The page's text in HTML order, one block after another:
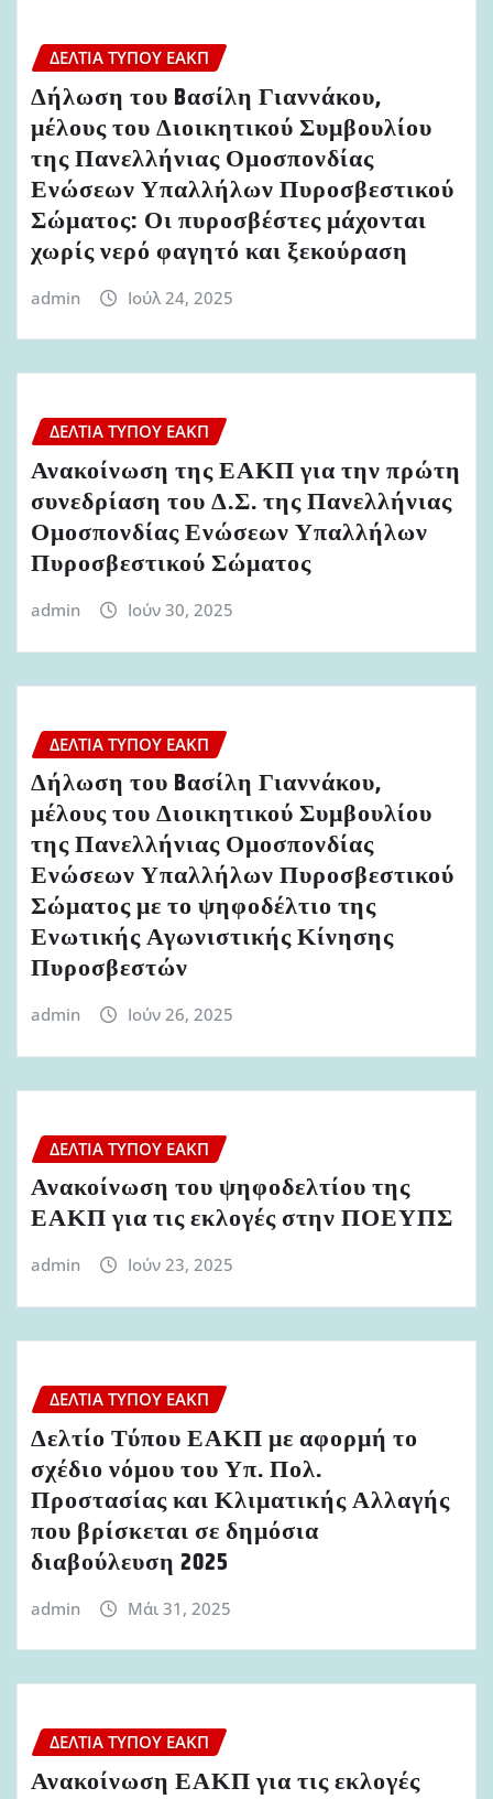
ΔΕΛΤΊΑ ΤΎΠΟΥ ΕΑΚΠ
Δήλωση του Bασίλη Γιαννάκου,
μέλους του Διοικητικού Συμβουλίου
της Πανελλήνιας Ομοσπονδίας
Ενώσεων Υπαλλήλων Πυροσβεστικού
Σώματος: Οι πυροσβέστες μάχονται
χωρίς νερό φαγητό και ξεκούραση
admin Ιούλ 24, 2025
ΔΕΛΤΊΑ ΤΎΠΟΥ ΕΑΚΠ
Ανακοίνωση της ΕΑΚΠ για την πρώτη
συνεδρίαση του Δ.Σ. της Πανελλήνιας
Ομοσπονδίας Ενώσεων Υπαλλήλων
Πυροσβεστικού Σώματος
admin Ιούν 30, 2025
ΔΕΛΤΊΑ ΤΎΠΟΥ ΕΑΚΠ
Δήλωση του Bασίλη Γιαννάκου,
μέλους του Διοικητικού Συμβουλίου
της Πανελλήνιας Ομοσπονδίας
Ενώσεων Υπαλλήλων Πυροσβεστικού
Σώματος με το ψηφοδέλτιο της
Ενωτικής Αγωνιστικής Κίνησης
Πυροσβεστών
admin Ιούν 26, 2025
ΔΕΛΤΊΑ ΤΎΠΟΥ ΕΑΚΠ
Ανακοίνωση του ψηφοδελτίου της
ΕΑΚΠ για τις εκλογές στην ΠΟΕΥΠΣ
admin Ιούν 23, 2025
ΔΕΛΤΊΑ ΤΎΠΟΥ ΕΑΚΠ
Δελτίο Τύπου ΕΑΚΠ με αφορμή το
σχέδιο νόμου του Υπ. Πολ.
Προστασίας και Κλιματικής Αλλαγής
που βρίσκεται σε δημόσια
διαβούλευση 2025
admin Μάι 31, 2025
ΔΕΛΤΊΑ ΤΎΠΟΥ ΕΑΚΠ
Ανακοίνωση ΕΑΚΠ για τις εκλογές